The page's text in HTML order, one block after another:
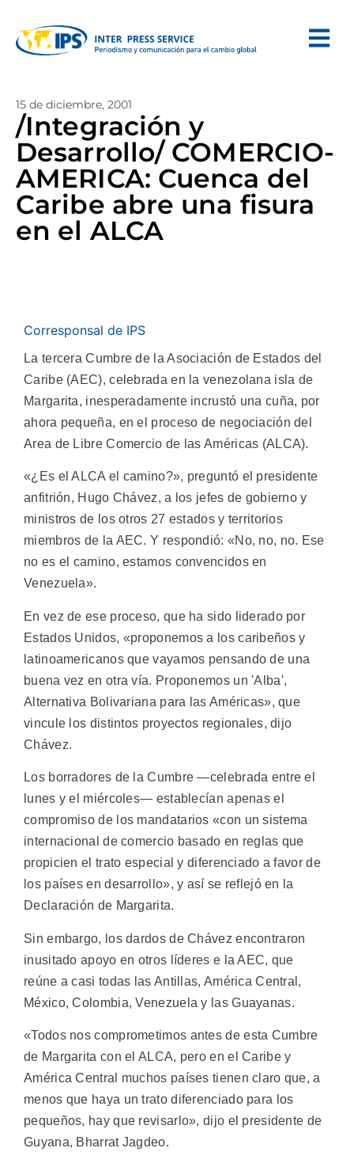
15 de diciembre, 2001
/Integración y
Desarrollo/ COMERCIO-
AMERICA: Cuenca del
Caribe abre una fisura
en el ALCA
Corresponsal de IPS
La tercera Cumbre de la Asociación de Estados del
Caribe (AEC), celebrada en la venezolana isla de
Margarita, inesperadamente incrustó una cuña, por
ahora pequeña, en el proceso de negociación del
Area de Libre Comercio de las Américas (ALCA).
«¿Es el ALCA el camino?», preguntó el presidente
anfitrión, Hugo Chávez, a los jefes de gobierno y
ministros de los otros 27 estados y territorios
miembros de la AEC. Y respondió: «No, no, no. Ese
no es el camino, estamos convencidos en
Venezuela».
En vez de ese proceso, que ha sido liderado por
Estados Unidos, «proponemos a los caribeños y
latinoamericanos que vayamos pensando de una
buena vez en otra vía. Proponemos un 'Alba',
Alternativa Bolivariana para las Américas», que
vincule los distintos proyectos regionales, dijo
Chávez.
Los borradores de la Cumbre —celebrada entre el
lunes y el miércoles— establecían apenas el
compromiso de los mandatarios «con un sistema
internacional de comercio basado en reglas que
propicien el trato especial y diferenciado a favor de
los países en desarrollo», y así se reflejó en la
Declaración de Margarita.
Sin embargo, los dardos de Chávez encontraron
inusitado apoyo en otros líderes e la AEC, que
reúne a casi todas las Antillas, América Central,
México, Colombia, Venezuela y las Guayanas.
«Todos nos comprometimos antes de esta Cumbre
de Margarita con el ALCA, pero en el Caribe y
América Central muchos países tienen claro que, a
menos que haya un trato diferenciado para los
pequeños, hay que revisarlo», dijo el presidente de
Guyana, Bharrat Jagdeo.